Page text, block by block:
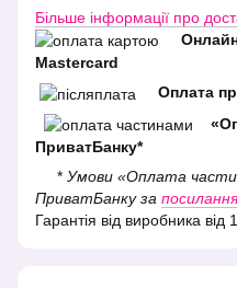
Більше інформації про
Mastercard
Оплата
ПриватБанку*
* Умови «Оплата
ПриватБанку за
Гарантія від виробника від